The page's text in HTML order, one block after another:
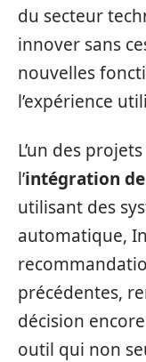
du secteur
innover sans
nouvelles
l’expérience
L’un des
l’intégration
utilisant des
automatique,
précédentes,
décision
outil qui non